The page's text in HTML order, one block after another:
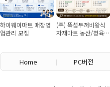
하이웨이마트 매장영
업관리 모집
(주) 뚝섬두꺼비왕식
자재마트 농산/졍육/
Home PC버전